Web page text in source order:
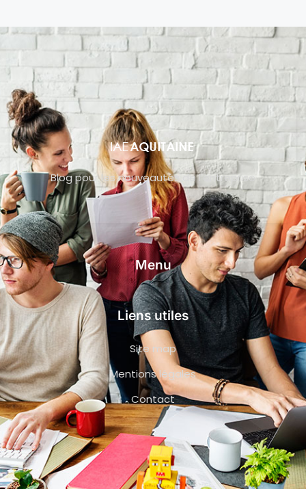
Blog pour les nouveautés de l’entreprise
Menu
Liens utiles
Site map
Mentions légales
Contact